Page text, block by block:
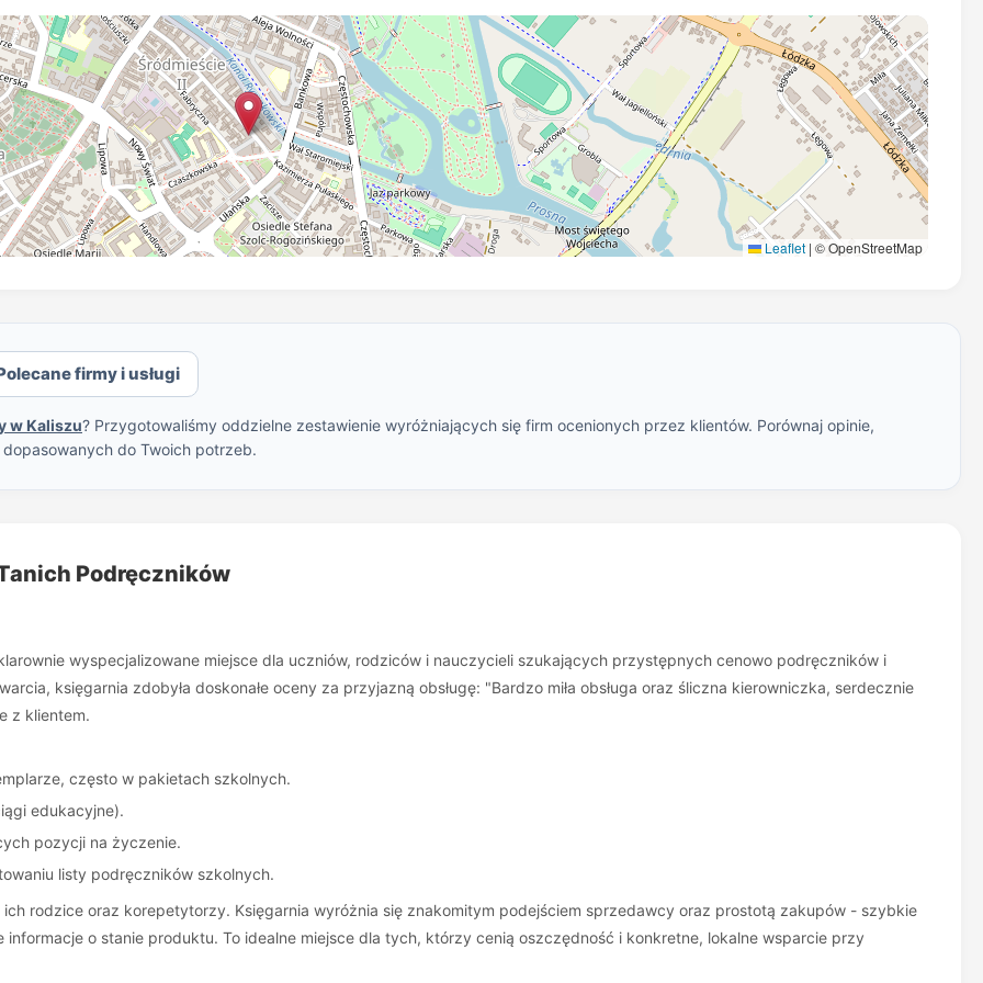
Leaflet | © OpenStreetMap
firmy i usługi
w Kaliszu? Przygotowaliśmy oddzielne zestawienie wyróżniających się firm ocenionych przez klientów. Porównaj opinie,
do Twoich potrzeb.
Podręczników
wyspecjalizowane miejsce dla uczniów, rodziców i nauczycieli szukających przystępnych cenowo podręczników i
księgarnia zdobyła doskonałe oceny za przyjazną obsługę: "Bardzo miła obsługa oraz śliczna kierowniczka, serdecznie
z klientem.
często w pakietach szkolnych.
edukacyjne).
pozycji na życzenie.
listy podręczników szkolnych.
rodzice oraz korepetytorzy. Księgarnia wyróżnia się znakomitym podejściem sprzedawcy oraz prostotą zakupów - szybkie
o stanie produktu. To idealne miejsce dla tych, którzy cenią oszczędność i konkretne, lokalne wsparcie przy